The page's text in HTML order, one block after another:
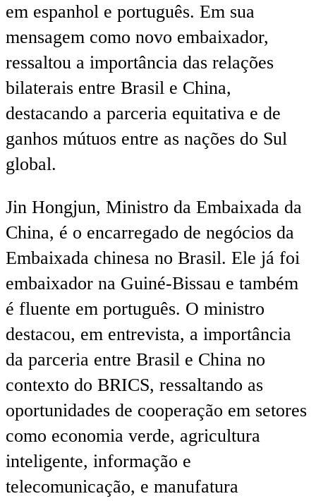
em espanhol e português. Em sua
mensagem como novo embaixador,
ressaltou a importância das relações
bilaterais entre Brasil e China,
destacando a parceria equitativa e de
ganhos mútuos entre as nações do Sul
global.
Jin Hongjun, Ministro da Embaixada da
China, é o encarregado de negócios da
Embaixada chinesa no Brasil. Ele já foi
embaixador na Guiné-Bissau e também
é fluente em português. O ministro
destacou, em entrevista, a importância
da parceria entre Brasil e China no
contexto do BRICS, ressaltando as
oportunidades de cooperação em setores
como economia verde, agricultura
inteligente, informação e
telecomunicação, e manufatura